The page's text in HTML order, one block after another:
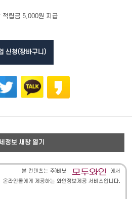
적립금 5,000원 지급
신청(장바구니)
정보 새창 열기
본 컨텐츠는 주)비닛
에서
온라인몰에게 제공하는 와인정보제공 서비스입니다.